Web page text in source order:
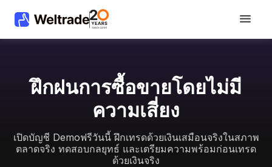
ฝึกฝนการซื้อขายโดยไม่มี
ความเสี่ยง
เปิดบัญชี Demoฟรีวันนี้ ฝึกเทรดด้วยเงินเสมือนจริงในสภาพ
ตลาดจริง ทดสอบกลยุทธ์ และเตรียมความพร้อมก่อนเทรด
ด้วยเงินจริง